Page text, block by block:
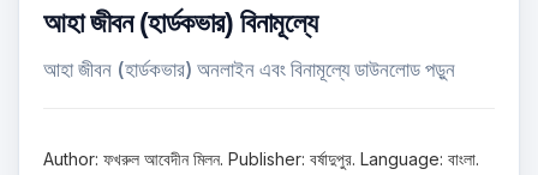
আহা জীবন (হার্ডকভার) বিনামূল্যে
আহা জীবন (হার্ডকভার) অনলাইন এবং বিনামূল্যে ডাউনলোড পড়ুন
Author: ফখরুল আবেদীন মিলন. Publisher: বর্ষাদুপুর. Language: বাংলা.